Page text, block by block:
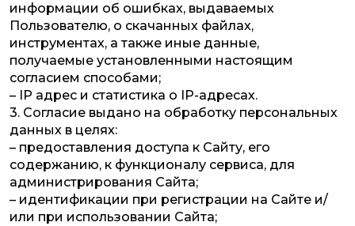
информации об ошибках, выдаваемых
Пользователю, о скачанных файлах,
инструментах, а также иные данные,
получаемые установленными настоящим
согласием способами;
– IP адрес и статистика о IP-адресах.
3. Согласие выдано на обработку персональных
данных в целях:
– предоставления доступа к Сайту, его
содержанию, к функционалу сервиса, для
администрирования Сайта;
– идентификации при регистрации на Сайте и/
или при использовании Сайта;